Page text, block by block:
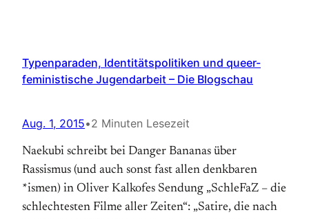
Typenparaden, Identitätspolitiken und queer-
feministische Jugendarbeit – Die Blogschau
Aug. 1, 2015•2 Minuten Lesezeit
Naekubi schreibt bei Danger Bananas über
Rassismus (und auch sonst fast allen denkbaren
*ismen) in Oliver Kalkofes Sendung „SchleFaZ – die
schlechtesten Filme aller Zeiten“: „Satire, die nach